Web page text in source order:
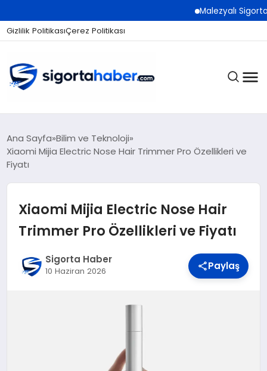
Malezyalı Sigorta
Gizlilik PolitikasıÇerez Politikası
SIGORTA
EKONOMI
DÜNYA
Ana Sayfa Bilim ve Teknoloji
Xiaomi Mijia Electric Nose Hair Trimmer Pro Özellikleri ve
Fiyatı
Xiaomi Mijia Electric Nose Hair
Trimmer Pro Özellikleri ve Fiyatı
Sigorta Haber
10 Haziran 2026 Paylaş